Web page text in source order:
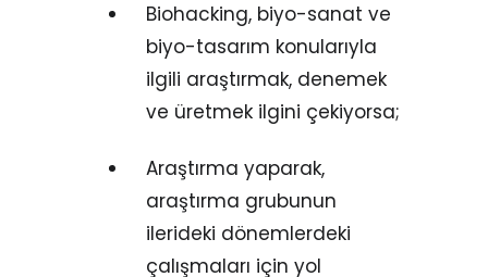
Biohacking, biyo-sanat ve
biyo-tasarım konularıyla
ilgili araştırmak, denemek
ve üretmek ilgini çekiyorsa;
Araştırma yaparak,
araştırma grubunun
ilerideki dönemlerdeki
çalışmaları için yol